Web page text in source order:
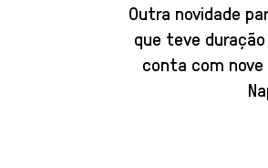
Outra novidade
que teve
conta com nove